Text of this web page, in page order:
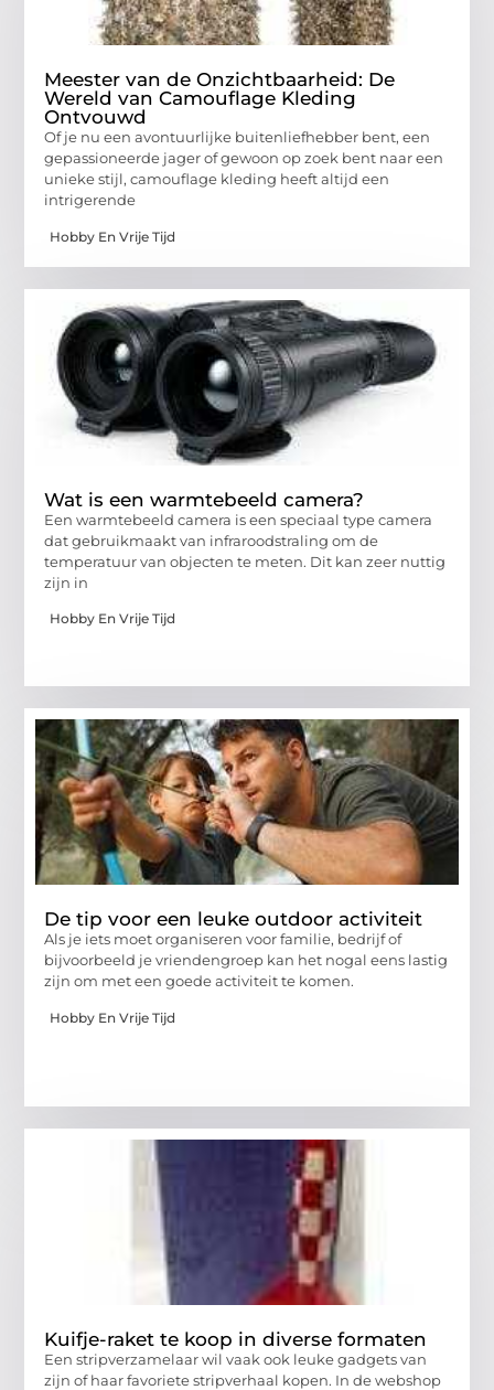
Meester van de Onzichtbaarheid: De
Wereld van Camouflage Kleding
Ontvouwd
Of je nu een avontuurlijke buitenliefhebber bent, een
gepassioneerde jager of gewoon op zoek bent naar een
unieke stijl, camouflage kleding heeft altijd een
intrigerende
Hobby En Vrije Tijd
Wat is een warmtebeeld camera?
Een warmtebeeld camera is een speciaal type camera
dat gebruikmaakt van infraroodstraling om de
temperatuur van objecten te meten. Dit kan zeer nuttig
zijn in
Hobby En Vrije Tijd
De tip voor een leuke outdoor activiteit
Als je iets moet organiseren voor familie, bedrijf of
bijvoorbeeld je vriendengroep kan het nogal eens lastig
zijn om met een goede activiteit te komen.
Hobby En Vrije Tijd
Kuifje-raket te koop in diverse formaten
Een stripverzamelaar wil vaak ook leuke gadgets van
zijn of haar favoriete stripverhaal kopen. In de webshop